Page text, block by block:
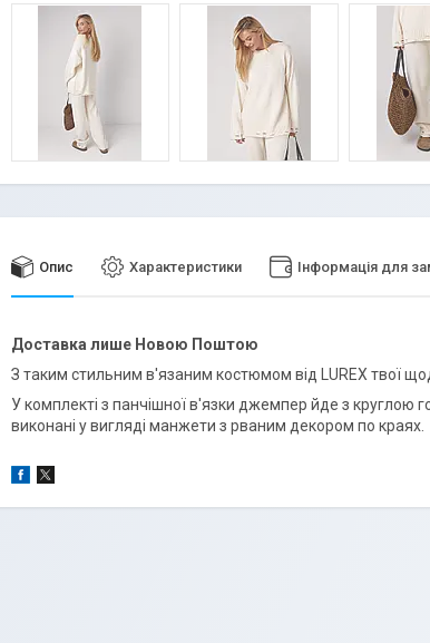
Опис Характеристики Інформація для
Доставка лише Новою Поштою
З таким стильним в'язаним костюмом від LUREX твої
У комплекті з панчішної в'язки джемпер йде з круглою
виконані у вигляді манжети з рваним декором по краях.